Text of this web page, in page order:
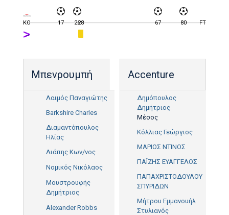
KO 17 2628 67 80 FT
Μπενρουμπή
Λαιμός Παναγιώτης
Barkshire Charles
Διαμαντόπουλος
Ηλίας
Λιάπης Κων/νος
Νομικός Νικόλαος
Μουστρουφής
Δημήτριος
Alexander Robbs
Accenture
Δημόπουλος
Δημήτριος
Μέσος
Κόλλιας Γεώργιος
ΜΑΡΙΟΣ ΝΤΙΝΟΣ
ΠΑΪΖΗΣ ΕΥΑΓΓΕΛΟΣ
ΠΑΠΑΧΡΙΣΤΟΔΟΥΛΟΥ
ΣΠΥΡΙΔΩΝ
Μήτρου Εμμανουήλ
Στυλιανός